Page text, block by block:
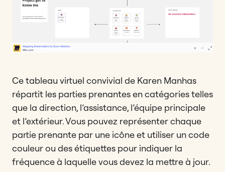
Ce tableau virtuel convivial de Karen Manhas
répartit les parties prenantes en catégories telles
que la direction, l’assistance, l’équipe principale
et l’extérieur. Vous pouvez représenter chaque
partie prenante par une icône et utiliser un code
couleur ou des étiquettes pour indiquer la
fréquence à laquelle vous devez la mettre à jour.